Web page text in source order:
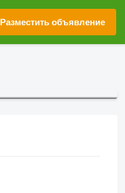
Разместить объявление